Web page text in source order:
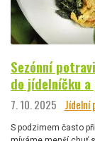
Sezónní
do jídelníčku a
7. 10. 2025 Jídelní
S podzimem často